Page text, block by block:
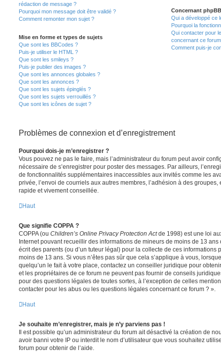
rédaction de message ?
Pourquoi mon message doit être validé ?
Comment remonter mon sujet ?
Mise en forme et types de sujets
Que sont les BBCodes ?
Puis-je utiliser le HTML ?
Que sont les smileys ?
Puis-je publier des images ?
Que sont les annonces globales ?
Que sont les annonces ?
Que sont les sujets épinglés ?
Que sont les sujets verrouillés ?
Que sont les icônes de sujet ?
Concernant phpBB
Qui a développé ce
Pourquoi la
Qui contacter pour
concernant ce
Comment puis-je
Problèmes de connexion et d’enregistrement
Pourquoi dois-je m’enregistrer ?
Vous pouvez ne pas le faire, mais l’administrateur du forum peut avoir
nécessaire de s’enregistrer pour poster des messages. Par ailleurs,
de fonctionnalités supplémentaires inaccessibles aux invités comme les
privée, l’envoi de courriels aux autres membres, l’adhésion à des groupes,
rapide et vivement conseillée.
Haut
Que signifie COPPA ?
COPPA (ou Children’s Online Privacy Protection Actde 1998) est une loi
Internet pouvant recueillir des informations de mineurs de moins de 13
écrit des parents (ou d’un tuteur légal) pour la collecte de ces informations
moins de 13 ans. Si vous n’êtes pas sûr que cela s’applique à vous,
quelqu’un le fait à votre place, contactez un conseiller juridique pour
et les propriétaires de ce forum ne peuvent pas fournir de conseils
pour des questions légales de toutes sortes, à l’exception de celles
contacter pour les abus ou les questions légales concernant ce forum ? ».
Haut
Je souhaite m’enregistrer, mais je n’y parviens pas !
Il est possible qu’un administrateur du forum ait désactivé la création de
avoir banni votre IP ou interdit le nom d’utilisateur que vous souhaitez
forum pour obtenir de l’aide.